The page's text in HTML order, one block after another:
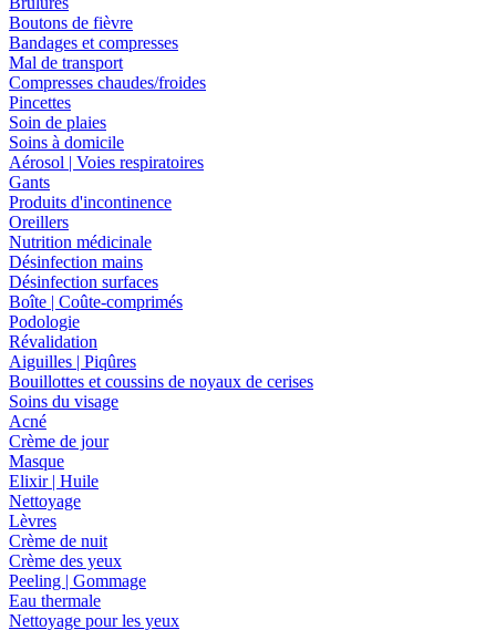
Boutons de fièvre
Bandages et compresses
Mal de transport
Compresses chaudes/froides
Pincettes
Soin de plaies
Soins à domicile
Aérosol | Voies respiratoires
Gants
Produits d'incontinence
Oreillers
Nutrition médicinale
Désinfection mains
Désinfection surfaces
Boîte | Coûte-comprimés
Podologie
Révalidation
Aiguilles | Piqûres
Bouillottes et coussins de noyaux de cerises
Soins du visage
Acné
Crème de jour
Masque
Elixir | Huile
Nettoyage
Lèvres
Crème de nuit
Crème des yeux
Peeling | Gommage
Eau thermale
Nettoyage pour les yeux